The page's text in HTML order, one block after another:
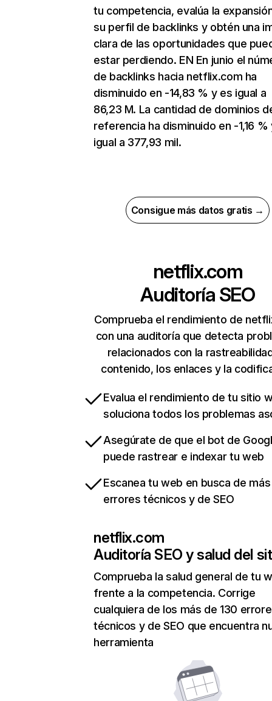
tu competencia, evalúa la
su perfil de backlinks y obtén una
clara de las oportunidades que
estar perdiendo. EN En junio el
de backlinks hacia netflix.com ha
disminuido en -14,83 % y es igual a
86,23 M. La cantidad de dominios
referencia ha disminuido en -1,16 %
igual a 377,93 mil.
Consigue más datos gratis →
netflix.com
Auditoría SEO
Comprueba el rendimiento de
con una auditoría que detecta
relacionados con la
contenido, los enlaces y la
Evalua el rendimiento de tu sitio
soluciona todos los problemas
Asegúrate de que el bot de
puede rastrear e indexar tu web
Escanea tu web en busca de
errores técnicos y de SEO
netflix.com
Auditoría SEO y salud del
Comprueba la salud general de tu
frente a la competencia. Corrige
cualquiera de los más de 130
técnicos y de SEO que encuentra
herramienta